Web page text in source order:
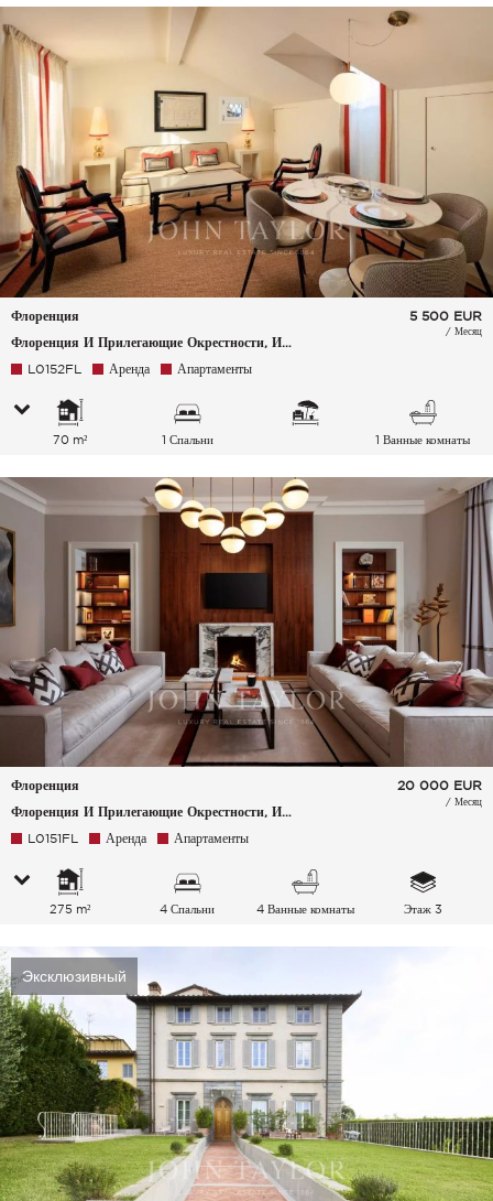
Флоренция
Флоренция И Прилегающие Окрестности, Италия
5 500 EUR
/ Месяц
L0152FL Аренда Апартаменты
70 m² 1 Спальни 1 Ванные комнаты
Флоренция
Флоренция И Прилегающие Окрестности, Италия
20 000 EUR
/ Месяц
L0151FL Аренда Апартаменты
275 m² 4 Спальни 4 Ванные комнаты Этаж 3
Эксклюзивный